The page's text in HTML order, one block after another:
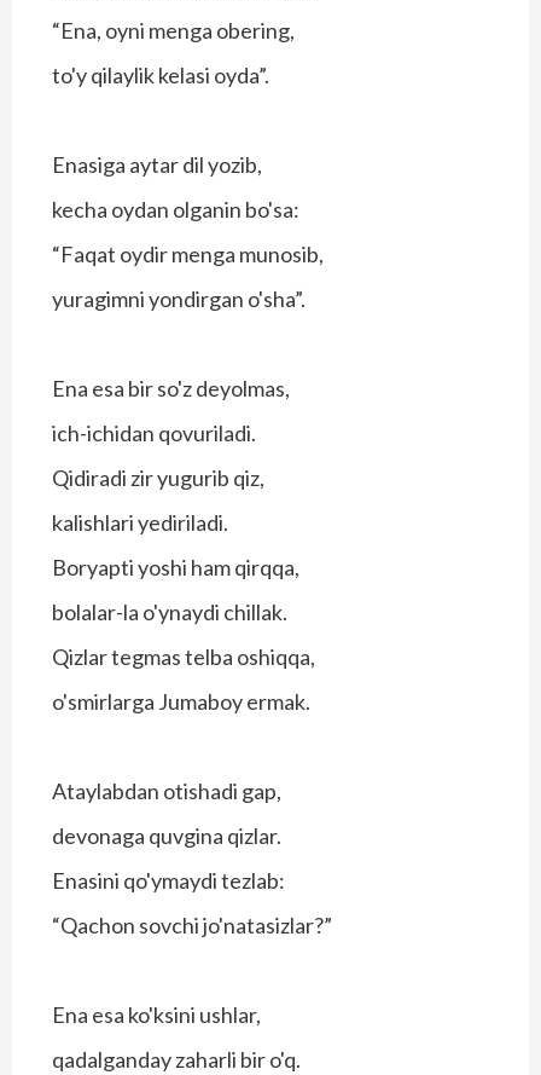
“Ena, oyni menga obering,
to'y qilaylik kelasi oyda”.
Enasiga aytar dil yozib,
kecha oydan olganin bo'sa:
“Faqat oydir menga munosib,
yuragimni yondirgan o'sha”.
Ena esa bir so'z deyolmas,
ich-ichidan qovuriladi.
Qidiradi zir yugurib qiz,
kalishlari yediriladi.
Boryapti yoshi ham qirqqa,
bolalar-la o'ynaydi chillak.
Qizlar tegmas telba oshiqqa,
o'smirlarga Jumaboy ermak.
Ataylabdan otishadi gap,
devonaga quvgina qizlar.
Enasini qo'ymaydi tezlab:
“Qachon sovchi jo'natasizlar?”
Ena esa ko'ksini ushlar,
qadalganday zaharli bir o'q.